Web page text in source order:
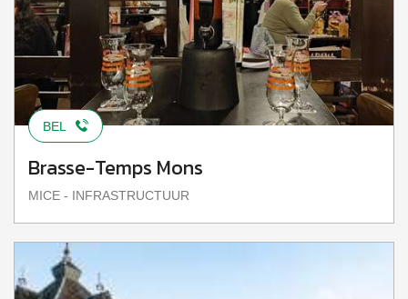
BEL
Brasse-Temps Mons
MICE - INFRASTRUCTUUR